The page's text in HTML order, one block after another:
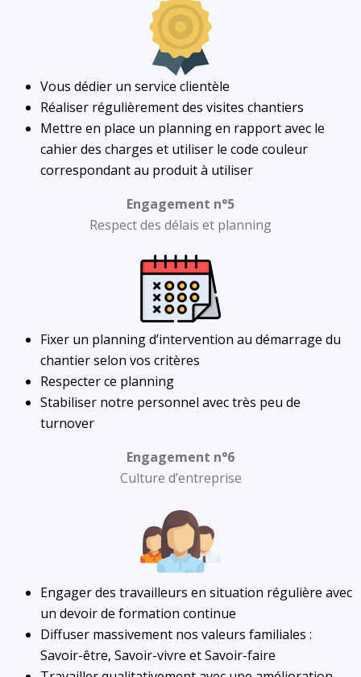
Vous dédier un service clientèle
Réaliser régulièrement des visites chantiers
Mettre en place un planning en rapport avec le
cahier des charges et utiliser le code couleur
correspondant au produit à utiliser
Engagement n°5
Respect des délais et planning
Fixer un planning d’intervention au démarrage du
chantier selon vos critères
Respecter ce planning
Stabiliser notre personnel avec très peu de
turnover
Engagement n°6
Culture d’entreprise
Engager des travailleurs en situation régulière avec
un devoir de formation continue
Diffuser massivement nos valeurs familiales :
Savoir-être, Savoir-vivre et Savoir-faire